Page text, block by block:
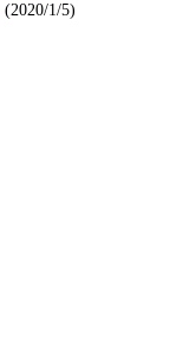
(2020/1/5)